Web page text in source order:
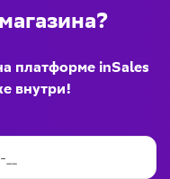
платформе inSales
внутри!